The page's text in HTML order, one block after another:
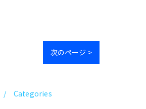
次のページ >
Categories